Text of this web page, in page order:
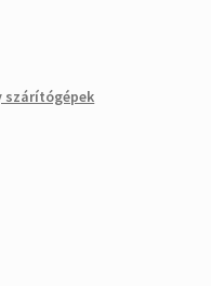
szárítógépek